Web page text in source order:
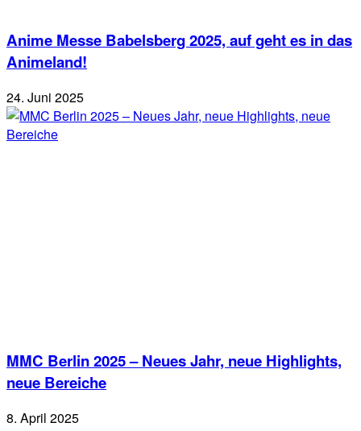
Anime Messe Babelsberg 2025, auf geht es in das
Animeland!
24. Juni 2025
MMC Berlin 2025 – Neues Jahr, neue Highlights,
neue Bereiche
8. April 2025